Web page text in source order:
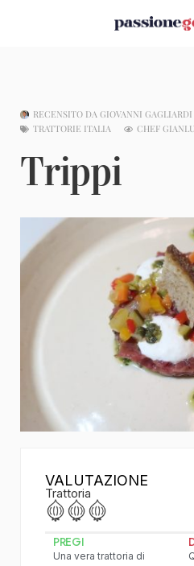
RECENSITO DA GIOVANNI GAGLIARDI
TRATTORIE ITALIA
CHEF
Trippi
VALUTAZIONE
Trattoria
PREGI
Una vera trattoria di